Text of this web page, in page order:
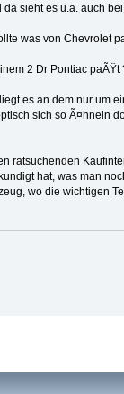
sieht es u.a. auch
was von Chevrolet
2 Dr Pontiac
es an dem nur um
sich so Ã¤hneln
ratsuchenden
hat, was man
wo die wichtigen